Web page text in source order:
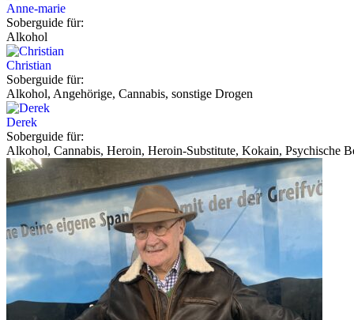
Anne-marie
Soberguide für:
Alkohol
Christian
Soberguide für:
Alkohol, Angehörige, Cannabis, sonstige Drogen
Derek
Soberguide für:
Alkohol, Cannabis, Heroin, Heroin-Substitute, Kokain, Psychische